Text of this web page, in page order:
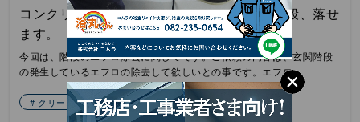
コンクリート表面に白い物質（エフロ）の階段、落せ
ます。
今回は、階段のエフロ除去に関してです。ご依頼の内容は、玄関階段
の発生しているエフロの除去して欲しいとの事です。エフロ…
クリーニング